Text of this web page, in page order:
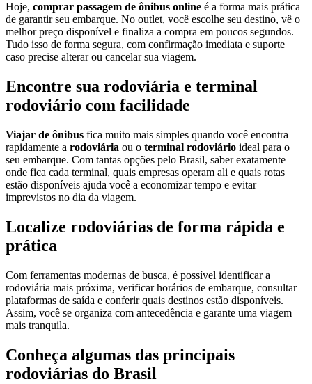
Hoje, comprar passagem de ônibus online é a forma mais prática
de garantir seu embarque. No outlet, você escolhe seu destino, vê o
melhor preço disponível e finaliza a compra em poucos segundos.
Tudo isso de forma segura, com confirmação imediata e suporte
caso precise alterar ou cancelar sua viagem.
Encontre sua rodoviária e terminal
rodoviário com facilidade
Viajar de ônibus fica muito mais simples quando você encontra
rapidamente a rodoviária ou o terminal rodoviário ideal para o
seu embarque. Com tantas opções pelo Brasil, saber exatamente
onde fica cada terminal, quais empresas operam ali e quais rotas
estão disponíveis ajuda você a economizar tempo e evitar
imprevistos no dia da viagem.
Localize rodoviárias de forma rápida e
prática
Com ferramentas modernas de busca, é possível identificar a
rodoviária mais próxima, verificar horários de embarque, consultar
plataformas de saída e conferir quais destinos estão disponíveis.
Assim, você se organiza com antecedência e garante uma viagem
mais tranquila.
Conheça algumas das principais
rodoviárias do Brasil